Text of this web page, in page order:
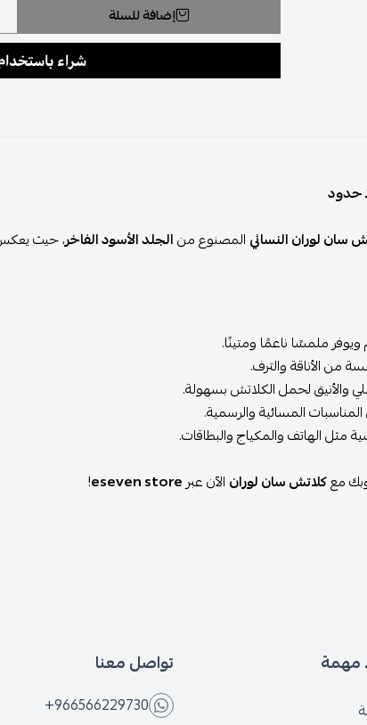
إضافة للسلة
حدود
سان لوران النسائي المصنوع منالجلد الأسود الفاخر، حيث يعكس
ملمسًا ناعمًا ومتينًا.
من الأناقة والترف.
والأنيق لحمل الكلاتش بسهولة.
المسائية والرسمية.
مثل الهاتف والمكياج والبطاقات.
معكلاتش سان لوران الآن عبرeseven store
!
مهمة تواصل معنا
+966566229730